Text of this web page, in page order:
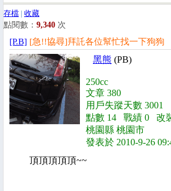
存檔 | 收藏
點閱數： 9,340 次
[P.B] [急!!協尋]拜託各位幫忙找一下狗狗
黑熊 (PB)
250cc
文章 380
用戶失蹤天數 3001
點數 14 戰績 0 改
桃園縣 桃園市
發表於 2010-9-26
頂頂頂頂頂~~